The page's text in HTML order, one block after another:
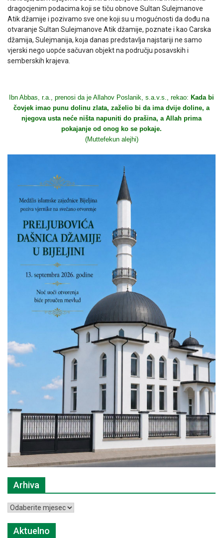
dragocjenim podacima koji se tiču obnove Sultan Sulejmanove
Atik džamije i pozivamo sve one koji su u mogućnosti da dođu na
otvaranje Sultan Sulejmanove Atik džamije, poznate i kao Carska
džamija, Sulejmanija, koja danas predstavlja najstariji ne samo
vjerski nego uopće sačuvan objekt na području posavskih i
semberskih krajeva.
Ibn Abbas, r.a., prenosi da je Allahov Poslanik, s.a.v.s., rekao: Kada bi
čovjek imao punu dolinu zlata, zaželio bi da ima dvije doline, a
njegova usta neće ništa napuniti do prašina, a Allah prima
pokajanje od onog ko se pokaje.
(Muttefekun alejhi)
Arhiva
Arhiva
Aktuelno